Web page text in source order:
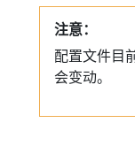
注意：
配置文件目
会变动。